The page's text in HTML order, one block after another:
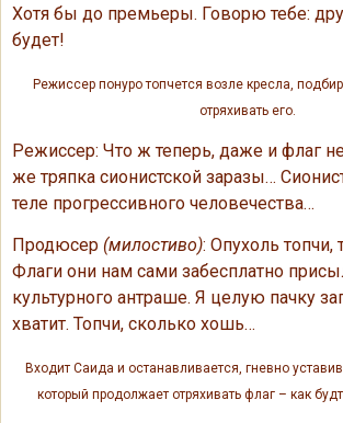
Хотя бы до премьеры. Говорю тебе:
будет!
Режиссер понуро топчется возле кресла,
отряхивать его.
Режиссер: Что ж теперь, даже и флаг
же тряпка сионистской заразы…
теле прогрессивного человечества…
Продюсер (милостиво): Опухоль топчи,
Флаги они нам сами забесплатно
культурного антраше. Я целую пачку
хватит. Топчи, сколько хошь…
Входит Саида и останавливается, гневно
который продолжает отряхивать флаг – как